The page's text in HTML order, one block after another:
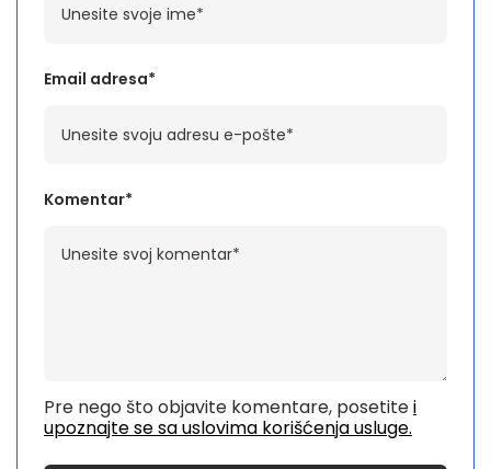
Komentar*
Pre nego što objavite komentare, posetitei
upoznajte se sa uslovima korišćenja usluge.
Email adresa*